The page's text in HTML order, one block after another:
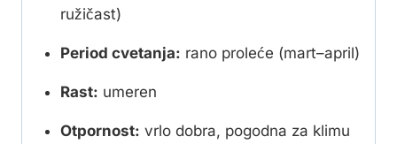
ružičast)
Period cvetanja: rano proleće (mart–april)
Rast: umeren
Otpornost: vrlo dobra, pogodna za klimu